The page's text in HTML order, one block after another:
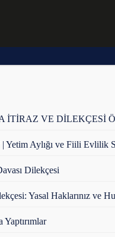
İTİRAZ VE DİLEKÇESİ
| Yetim Aylığı ve Fiili Evlilik
Dilekçesi
Yasal Haklarınız ve
Yaptırımlar